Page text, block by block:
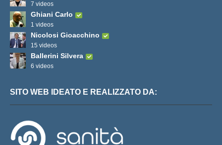
7 videos
Ghiani Carlo
1 videos
Nicolosi Gioacchino
15 videos
Ballerini Silvera
6 videos
SITO WEB IDEATO E REALIZZATO DA: